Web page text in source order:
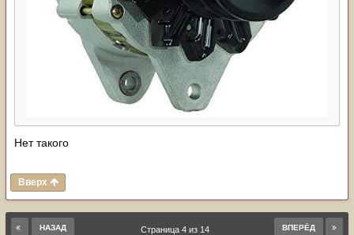
Нет такого
Вверх
НАЗАД ВПЕРЁД
Страница 4 из 14